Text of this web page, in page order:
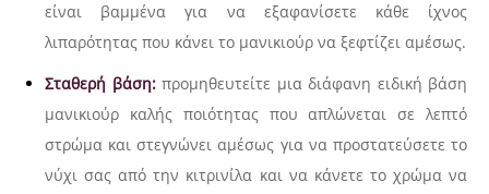
είναι βαμμένα για να εξαφανίσετε κάθε ίχνος
λιπαρότητας που κάνει το μανικιούρ να ξεφτίζει αμέσως.
Σταθερή βάση:προμηθευτείτε μια διάφανη ειδική βάση
μανικιούρ καλής ποιότητας που απλώνεται σε λεπτό
στρώμα και στεγνώνει αμέσως για να προστατεύσετε το
νύχι σας από την κιτρινίλα και να κάνετε το χρώμα να